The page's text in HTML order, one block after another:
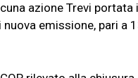
azione Trevi
emissione, pari a